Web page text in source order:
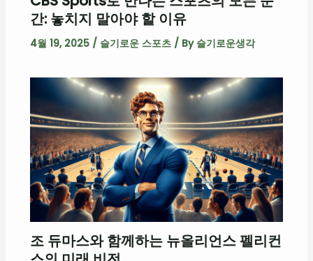
간: 놓치지 말아야 할 이유
4월 19, 2025 / 슬기로운 스포츠/ By 슬기로운생각
조 듀마스와 함께하는 뉴올리언스 펠리컨